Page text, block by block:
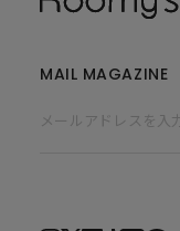
MAIL MAGAZINE